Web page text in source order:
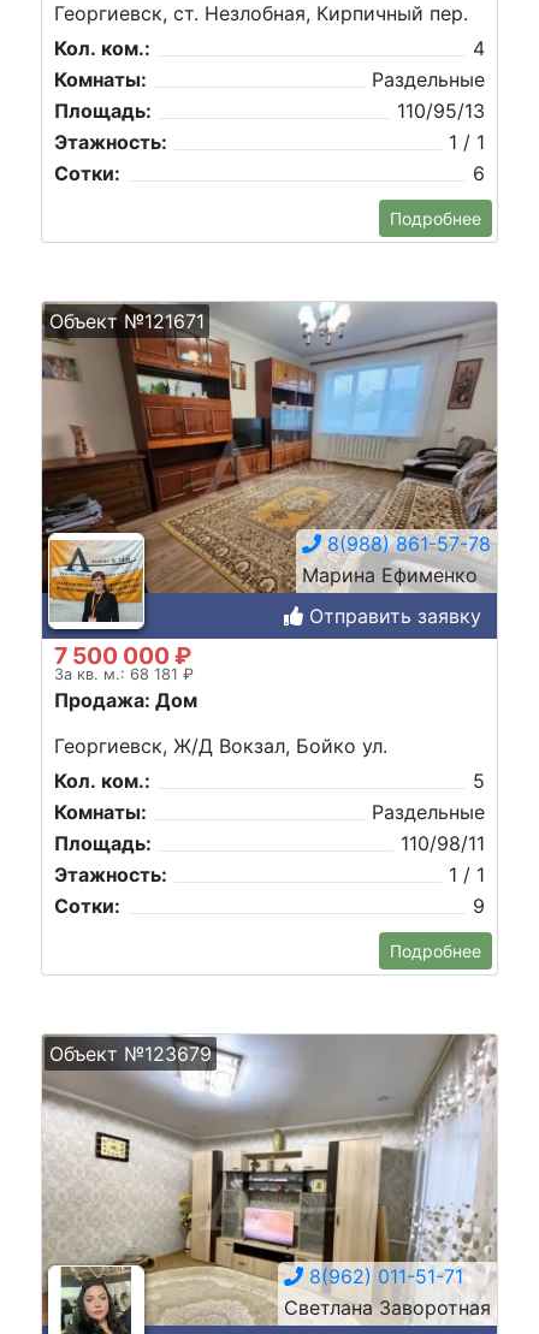
Георгиевск, ст. Незлобная, Кирпичный пер.
Кол. ком.:
4
Комнаты:
Раздельные
Площадь:
110/95/13
Этажность:
1 / 1
Сотки:
6
Подробнее
Объект №121671
8(988) 861-57-78
Марина Ефименко
Отправить заявку
7 500 000 ₽
За кв. м.: 68 181 ₽
Продажа: Дом
Георгиевск, Ж/Д Вокзал, Бойко ул.
Кол. ком.:
5
Комнаты:
Раздельные
Площадь:
110/98/11
Этажность:
1 / 1
Сотки:
9
Подробнее
Объект №123679
8(962) 011-51-71
Светлана Заворотная